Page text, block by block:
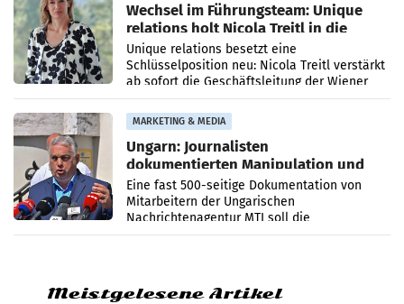
Wechsel im Führungsteam: Unique
relations holt Nicola Treitl in die
Geschäftsleitung
Unique relations besetzt eine
Schlüsselposition neu: Nicola Treitl verstärkt
ab sofort die Geschäftsleitung der Wiener
PR-Agentur an der Seite von Josef Kalina und
Anna Kalina-Mahr.
MARKETING & MEDIA
Ungarn: Journalisten
dokumentierten Manipulation und
Zensur
Eine fast 500-seitige Dokumentation von
Mitarbeitern der Ungarischen
Nachrichtenagentur MTI soll die
systematische Nachrichten-Manipulation und
Meistgelesene Artikel